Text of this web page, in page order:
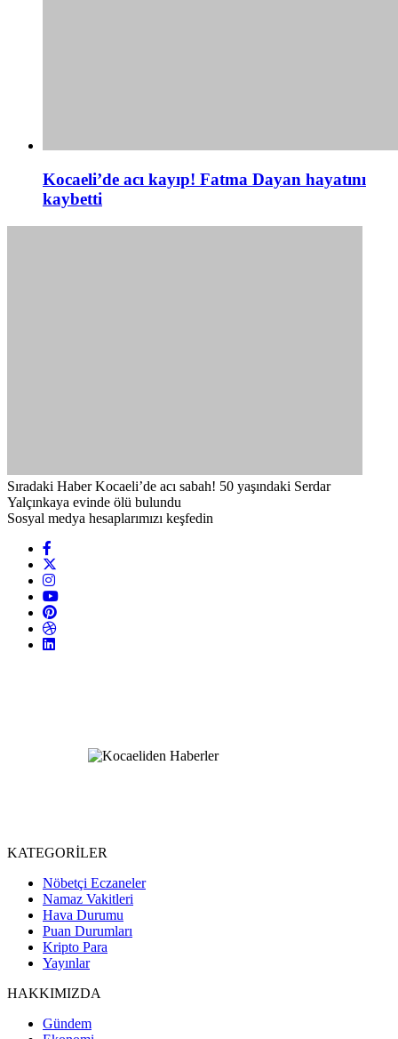
Kocaeli’de acı kayıp! Fatma Dayan hayatını
kaybetti
Sıradaki Haber Kocaeli’de acı sabah! 50 yaşındaki Serdar
Yalçınkaya evinde ölü bulundu
Sosyal medya hesaplarımızı keşfedin
KATEGORİLER
Nöbetçi Eczaneler
Namaz Vakitleri
Hava Durumu
Puan Durumları
Kripto Para
Yayınlar
HAKKIMIZDA
Gündem